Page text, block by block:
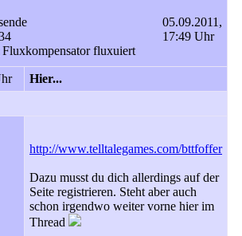
Fluxkompensator fluxuiert
05.09.2011,
17:49 Uhr
Hier...
http://www.telltalegames.com/bttfoffer
Dazu musst du dich allerdings auf der
Seite registrieren. Steht aber auch
schon irgendwo weiter vorne hier im
Thread